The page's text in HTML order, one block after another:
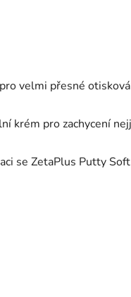
velmi přesné
krém pro zachycení
se ZetaPlus Putty